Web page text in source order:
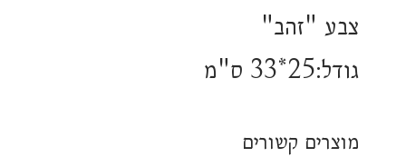
צבע "זהב"
גודל:25*33 ס"מ
מוצרים קשורים